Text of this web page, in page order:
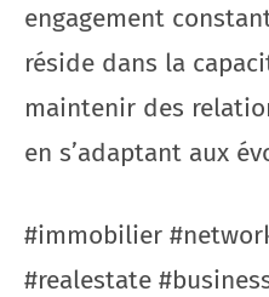
engagement
réside dans la
maintenir des
en s’adaptant aux
#immobilier
#realestate